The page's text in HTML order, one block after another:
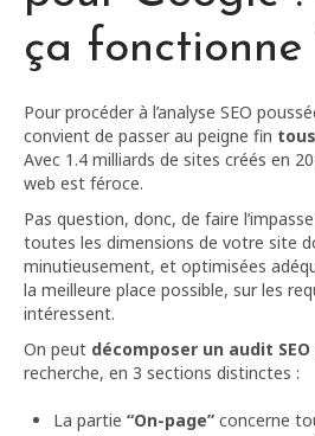
ça fonctionne
Pour procéder à l’analyse SEO
convient de passer au peigne fin
Avec 1.4 milliards de sites créés en
web est féroce.
Pas question, donc, de faire
toutes les dimensions de votre site
minutieusement, et optimisées
la meilleure place possible, sur les
intéressent.
On peut décomposer un audit SEO
recherche, en 3 sections distinctes :
La partie “On-page” concerne